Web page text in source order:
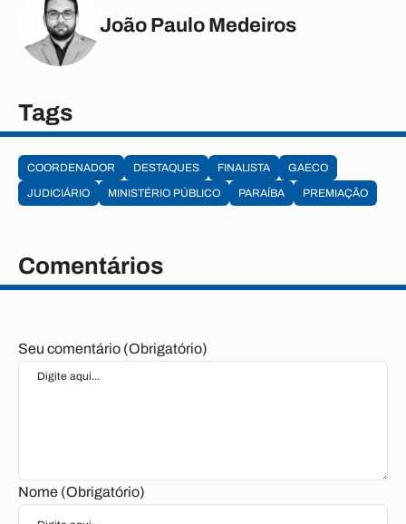
João Paulo Medeiros
Tags
COORDENADOR DESTAQUES FINALISTA
GAECO
JUDICIÁRIO
MINISTÉRIO PÚBLICO PARAÍBA PREMIAÇÃO
Comentários
Seu comentário (Obrigatório)
Nome (Obrigatório)